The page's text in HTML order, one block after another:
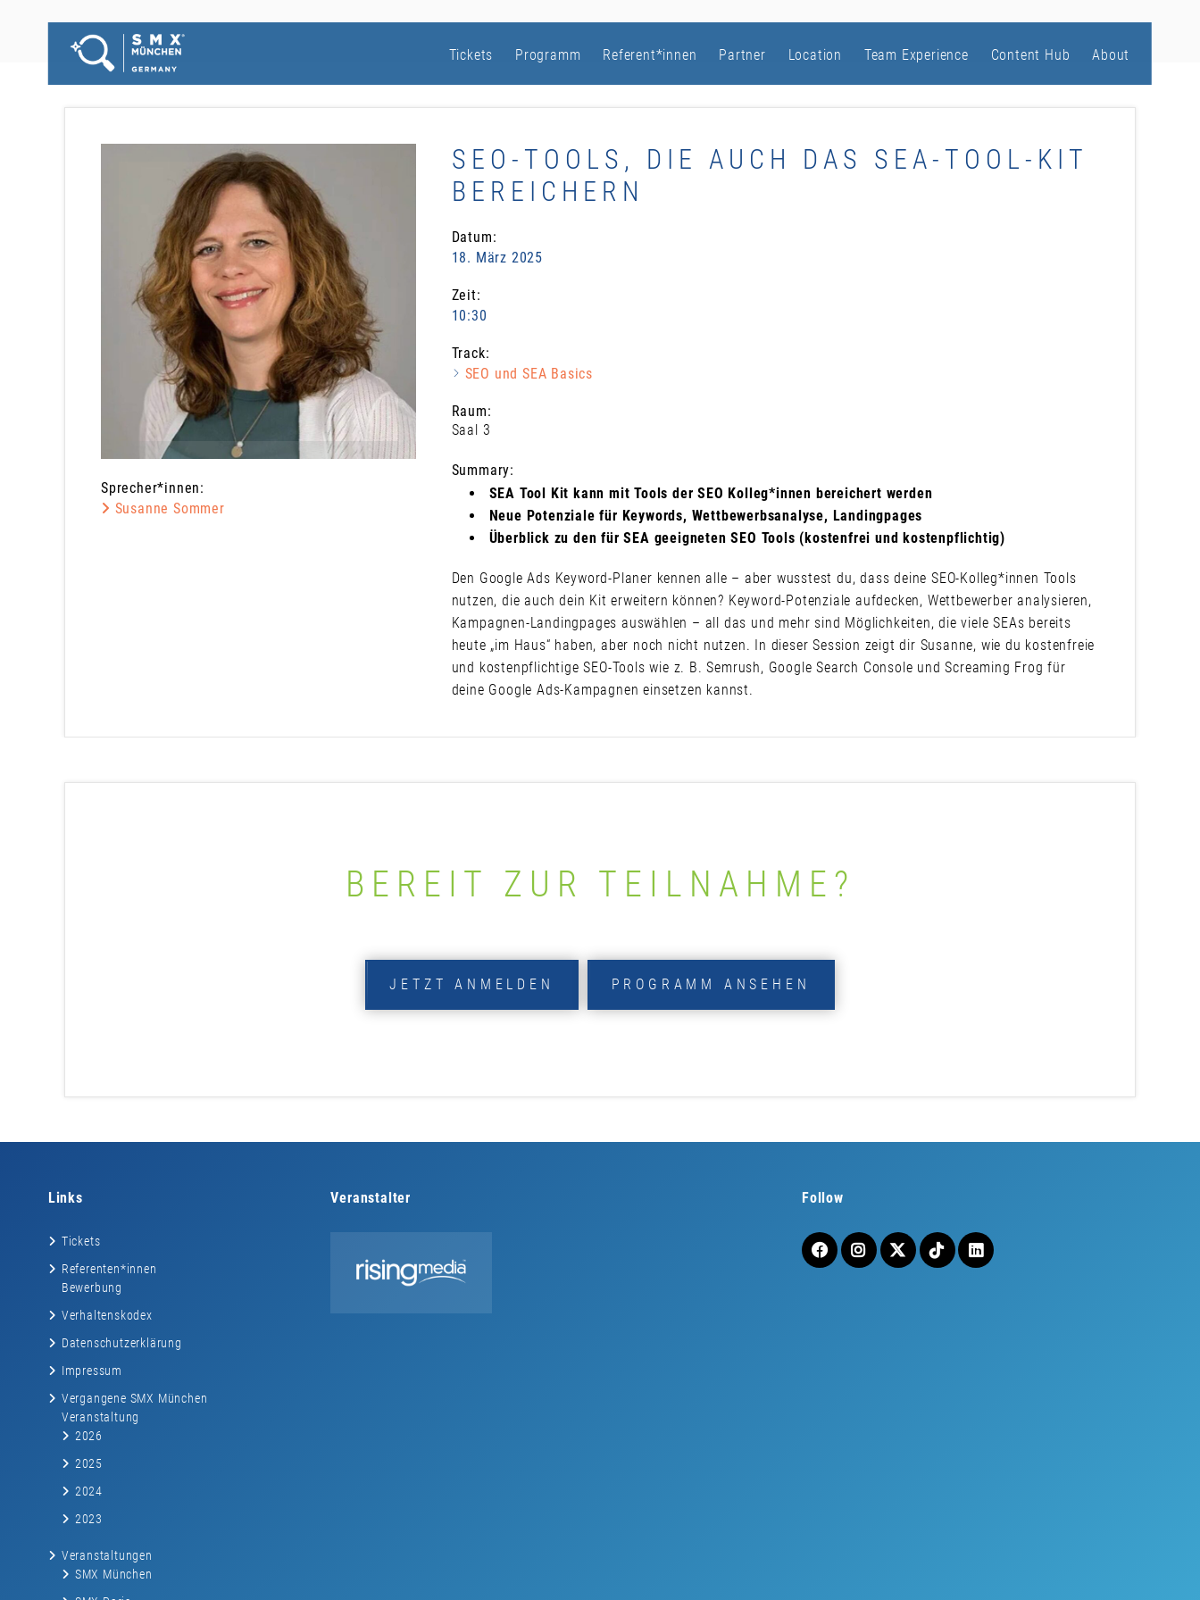
Tickets Programm Referent*innen Partner Location Team Experience Content Hub About
Sprecher*innen:
Susanne Sommer
SEO-TOOLS, DIE AUCH DAS SEA-TOOL-KIT
BEREICHERN
Datum:
18. März 2025
Zeit:
10:30
Track:
SEO und SEA Basics
Raum:
Saal 3
Summary:
SEA Tool Kit kann mit Tools der SEO Kolleg*innen bereichert werden
Neue Potenziale für Keywords, Wettbewerbsanalyse, Landingpages
Überblick zu den für SEA geeigneten SEO Tools (kostenfrei und kostenpflichtig)
Den Google Ads Keyword-Planer kennen alle – aber wusstest du, dass deine SEO-Kolleg*innen Tools
nutzen, die auch dein Kit erweitern können? Keyword-Potenziale aufdecken, Wettbewerber analysieren,
Kampagnen-Landingpages auswählen – all das und mehr sind Möglichkeiten, die viele SEAs bereits
heute „im Haus“ haben, aber noch nicht nutzen. In dieser Session zeigt dir Susanne, wie du kostenfreie
und kostenpflichtige SEO-Tools wie z. B. Semrush, Google Search Console und Screaming Frog für
deine Google Ads-Kampagnen einsetzen kannst.
BEREIT ZUR TEILNAHME?
JETZT ANMELDEN PROGRAMM ANSEHEN
Links
Tickets
Referenten*innen
Bewerbung
Verhaltenskodex
Datenschutzerklärung
Impressum
Vergangene SMX München
Veranstaltung
2026
2025
2024
2023
Veranstaltungen
SMX München
Veranstalter Follow